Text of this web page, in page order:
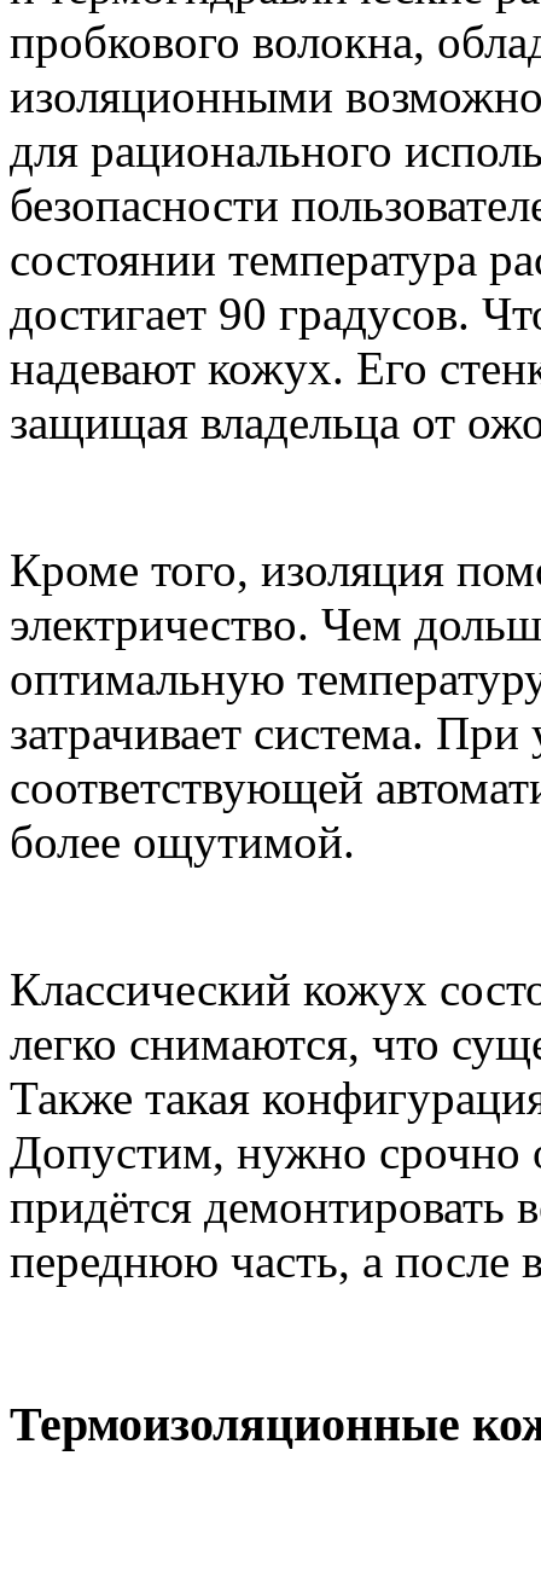
пробкового волокна,
изоляционными
для рационального
безопасности
состоянии температура
достигает 90 градусов.
надевают кожух. Его
защищая владельца от
Кроме того, изоляция
электричество. Чем
оптимальную
затрачивает система.
соответствующей
более ощутимой.
Классический кожух
легко снимаются, что
Также такая
Допустим, нужно срочно
придётся демонтировать
переднюю часть, а после
Термоизоляционные